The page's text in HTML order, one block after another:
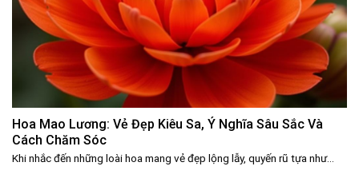
Hoa Mao Lương: Vẻ Đẹp Kiêu Sa, Ý Nghĩa Sâu Sắc Và
Cách Chăm Sóc
Khi nhắc đến những loài hoa mang vẻ đẹp lộng lẫy, quyến rũ tựa như...